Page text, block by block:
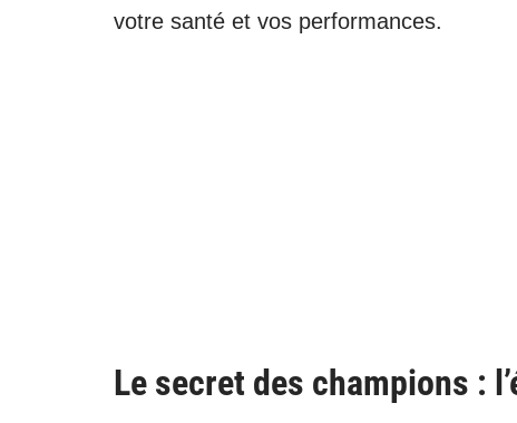
votre santé et vos performances.
Le secret des champions :